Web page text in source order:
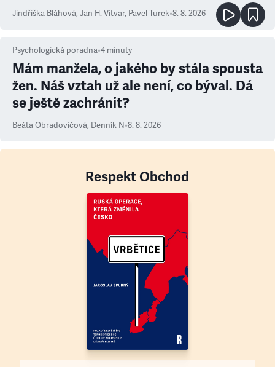
Jindřiška Bláhová, Jan H. Vitvar, Pavel Turek•8. 8. 2026
Psychologická poradna•4 minuty
Mám manžela, o jakého by stála spousta
žen. Náš vztah už ale není, co býval. Dá
se ještě zachránit?
Beáta Obradovičová, Denník N•8. 8. 2026
Respekt Obchod